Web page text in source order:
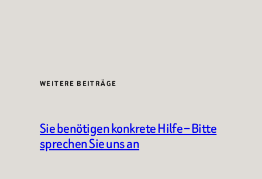
WEITERE BEITRÄGE
Sie benötigen konkrete Hilfe – Bitte
sprechen Sie uns an